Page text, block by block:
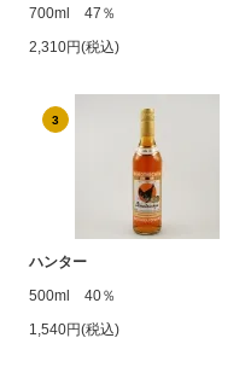
700ml 47％
2,310円(税込)
3
ハンター
500ml 40％
1,540円(税込)